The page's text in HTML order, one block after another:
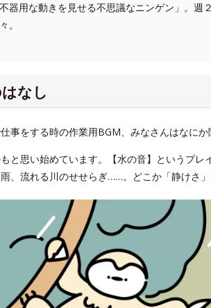
器用な動きを見せる不思議なニンゲン」。週
。
なし
事をする時の作業用BGM、みなさんはなにか
と思い始めています。【水の音】というプレ
、流れる川のせせらぎ……。どこか「静けさ」